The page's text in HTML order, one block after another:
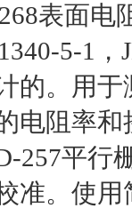
表面电
5-1，
的。 用于
电阻率和
257平行
准。使用